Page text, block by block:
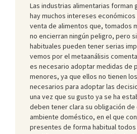
Las industrias alimentarias forman
hay muchos intereses
venta de alimentos que, tomados
no encierran ningún peligro, pero
habituales pueden tener serias
vemos por el metaanálisis
es necesario adoptar medidas de
menores, ya que ellos no tienen
necesarios para adoptar las
una vez que su gusto ya se ha
deben tener clara su obligación
ambiente doméstico, en el que
presentes de forma habitual